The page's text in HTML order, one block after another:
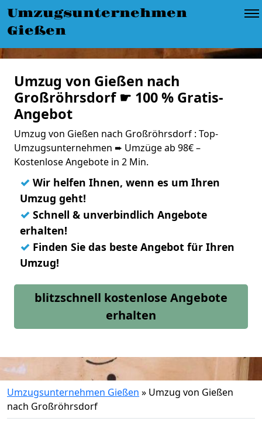
Umzugsunternehmen
Gießen
Umzug von Gießen nach
Großröhrsdorf ☛ 100 % Gratis-
Angebot
Umzug von Gießen nach Großröhrsdorf : Top-
Umzugsunternehmen ➨ Umzüge ab 98€ –
Kostenlose Angebote in 2 Min.
✓ Wir helfen Ihnen, wenn es um Ihren
Umzug geht!
✓ Schnell & unverbindlich Angebote
erhalten!
✓ Finden Sie das beste Angebot für Ihren
Umzug!
blitzschnell kostenlose Angebote
erhalten
Umzugsunternehmen Gießen » Umzug von Gießen
nach Großröhrsdorf